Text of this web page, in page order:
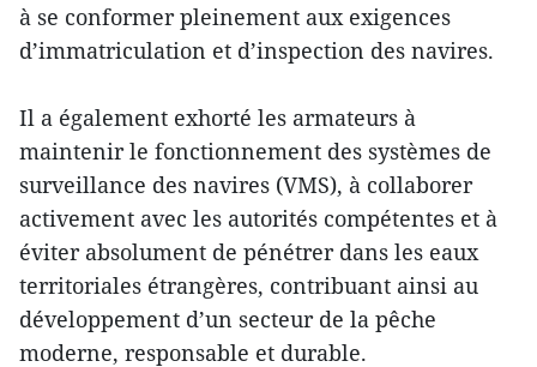
à se conformer pleinement aux exigences
d’immatriculation et d’inspection des navires.
Il a également exhorté les armateurs à
maintenir le fonctionnement des systèmes de
surveillance des navires (VMS), à collaborer
activement avec les autorités compétentes et à
éviter absolument de pénétrer dans les eaux
territoriales étrangères, contribuant ainsi au
développement d’un secteur de la pêche
moderne, responsable et durable.